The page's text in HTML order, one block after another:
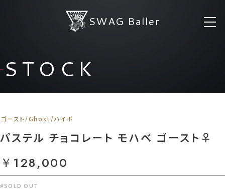
SWAG Baller
STOCK
ゴースト/Ghost/ハイポ
パステル チョコレート モハベ ゴースト♀
￥128,000
#SOLD OUT